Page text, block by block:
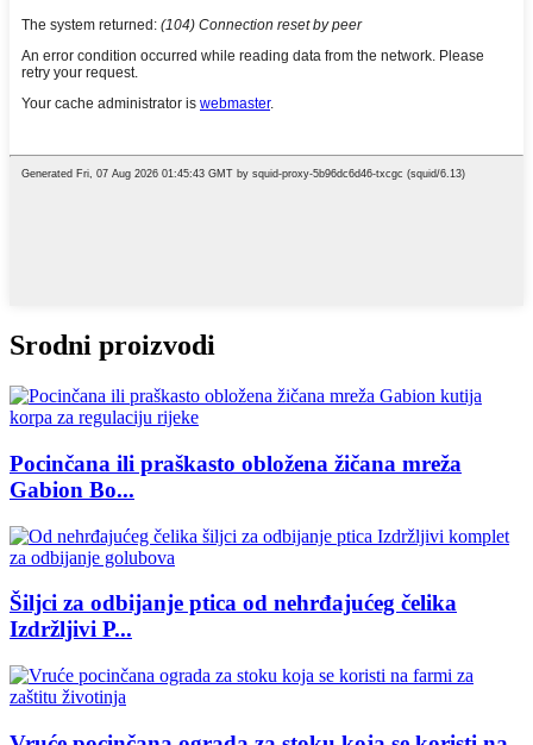
Srodni proizvodi
Pocinčana ili praškasto obložena žičana mreža
Gabion Bo...
Šiljci za odbijanje ptica od nehrđajućeg čelika
Izdržljivi P...